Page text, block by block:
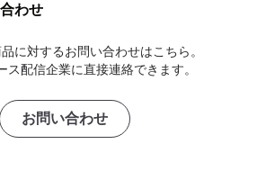
わせ
に対するお問い合わせはこちら。
ス配信企業に直接連絡できます。
お問い合わせ